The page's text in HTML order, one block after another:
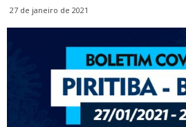
Piritiba
27 de janeiro de 2021